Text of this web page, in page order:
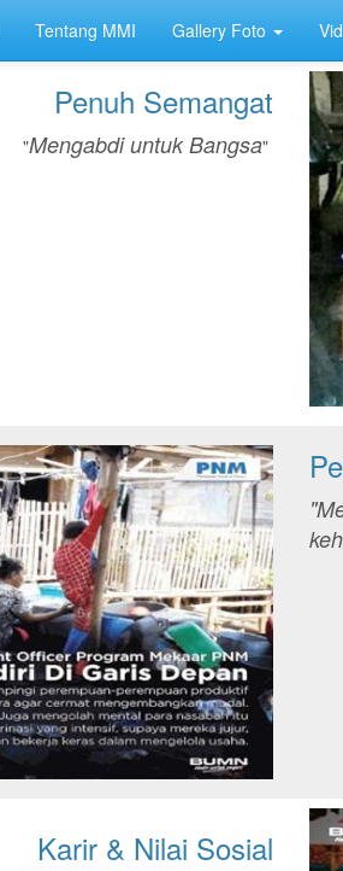
Tentang MMI Gallery Foto
Penuh Semangat
"Mengabdi untuk Bangsa"
Karir & Nilai Sosial